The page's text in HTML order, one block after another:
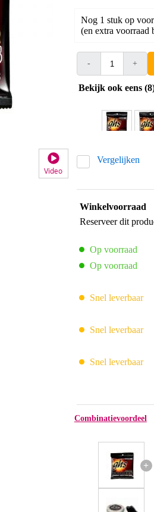
Video
Nog 1 stuk op
(en extra voorraad
- +
Bekijk ook eens
Vergelijken
Winkelvoorraad
Reserveer dit
Op voorraad
Op voorraad
Snel leverbaar
Snel leverbaar
Snel leverbaar
Combinatievoordeel
+